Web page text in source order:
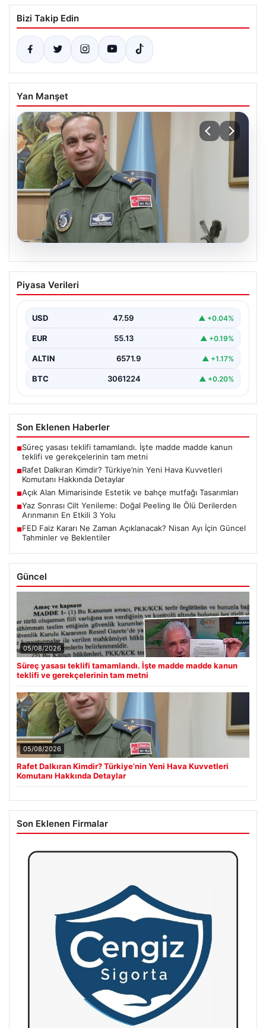
Bizi Takip Edin
Yan Manşet
05.08.2026
Rafet Dalkıran Kimdir? Türkiye’nin Yeni
Hava Kuvvetleri Komutanı Hakkında
Türkiye’nin askeri yönetiminde önemli bir yere sahip
Yüksek…
Piyasa Verileri
USD 47.59 ▲ +0.04%
EUR 55.13 ▲ +0.19%
ALTIN 6571.9 ▲ +1.17%
BTC 3061224 ▲ +0.20%
Son Eklenen Haberler
■Süreç yasası teklifi tamamlandı. İşte madde madde kanun
teklifi ve gerekçelerinin tam metni
■Rafet Dalkıran Kimdir? Türkiye’nin Yeni Hava Kuvvetleri
Komutanı Hakkında Detaylar
■Açık Alan Mimarisinde Estetik ve bahçe mutfağı Tasarımları
■Yaz Sonrası Cilt Yenileme: Doğal Peeling Ile Ölü Derilerden
Arınmanın En Etkili 3 Yolu
■FED Faiz Kararı Ne Zaman Açıklanacak? Nisan Ayı İçin Güncel
Tahminler ve Beklentiler
Güncel
05/08/2026
Süreç yasası teklifi tamamlandı. İşte madde madde kanun
teklifi ve gerekçelerinin tam metni
05/08/2026
Rafet Dalkıran Kimdir? Türkiye’nin Yeni Hava Kuvvetleri
Komutanı Hakkında Detaylar
Son Eklenen Firmalar